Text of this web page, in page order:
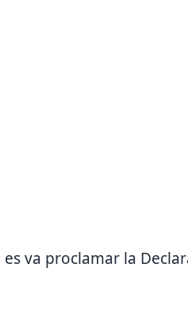
va proclamar la